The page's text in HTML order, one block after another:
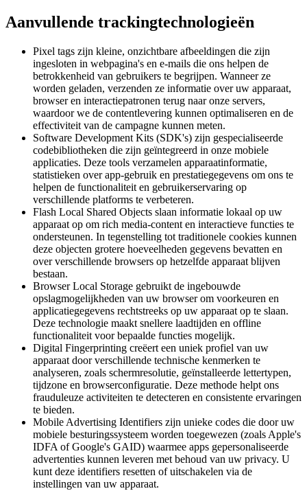
Aanvullende trackingtechnologieën
Pixel tags zijn kleine, onzichtbare afbeeldingen die zijn
ingesloten in webpagina's en e-mails die ons helpen de
betrokkenheid van gebruikers te begrijpen. Wanneer ze
worden geladen, verzenden ze informatie over uw apparaat,
browser en interactiepatronen terug naar onze servers,
waardoor we de contentlevering kunnen optimaliseren en de
effectiviteit van de campagne kunnen meten.
Software Development Kits (SDK's) zijn gespecialiseerde
codebibliotheken die zijn geïntegreerd in onze mobiele
applicaties. Deze tools verzamelen apparaatinformatie,
statistieken over app-gebruik en prestatiegegevens om ons te
helpen de functionaliteit en gebruikerservaring op
verschillende platforms te verbeteren.
Flash Local Shared Objects slaan informatie lokaal op uw
apparaat op om rich media-content en interactieve functies te
ondersteunen. In tegenstelling tot traditionele cookies kunnen
deze objecten grotere hoeveelheden gegevens bevatten en
over verschillende browsers op hetzelfde apparaat blijven
bestaan.
Browser Local Storage gebruikt de ingebouwde
opslagmogelijkheden van uw browser om voorkeuren en
applicatiegegevens rechtstreeks op uw apparaat op te slaan.
Deze technologie maakt snellere laadtijden en offline
functionaliteit voor bepaalde functies mogelijk.
Digital Fingerprinting creëert een uniek profiel van uw
apparaat door verschillende technische kenmerken te
analyseren, zoals schermresolutie, geïnstalleerde lettertypen,
tijdzone en browserconfiguratie. Deze methode helpt ons
frauduleuze activiteiten te detecteren en consistente ervaringen
te bieden.
Mobile Advertising Identifiers zijn unieke codes die door uw
mobiele besturingssysteem worden toegewezen (zoals Apple's
IDFA of Google's GAID) waarmee apps gepersonaliseerde
advertenties kunnen leveren met behoud van uw privacy. U
kunt deze identifiers resetten of uitschakelen via de
instellingen van uw apparaat.